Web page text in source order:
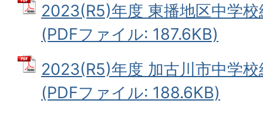
2023(R5)年度 東播地区中学
(PDFファイル: 187.6KB)
2023(R5)年度 加古川市中学
(PDFファイル: 188.6KB)